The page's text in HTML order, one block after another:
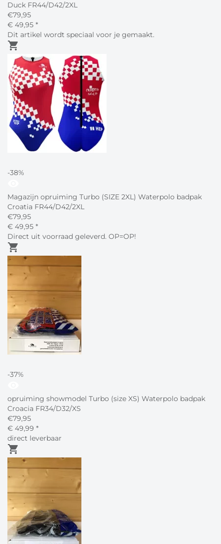
Duck FR44/D42/2XL
€79,95
€ 49,95 *
Dit artikel wordt speciaal voor je gemaakt.
shopping_cart
-38%
Magazijn opruiming Turbo (SIZE 2XL) Waterpolo badpak
Croatia FR44/D42/2XL
€79,95
€ 49,95 *
Direct uit voorraad geleverd. OP=OP!
shopping_cart
-37%
opruiming showmodel Turbo (size XS) Waterpolo badpak
Croacia FR34/D32/XS
€79,95
€ 49,99 *
direct leverbaar
shopping_cart